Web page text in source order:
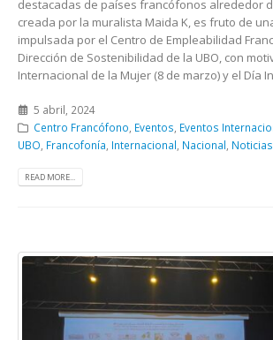
destacadas de países francófonos alrededor
creada por la muralista Maida K, es fruto de
impulsada por el Centro de Empleabilidad
Dirección de Sostenibilidad de la UBO, con
Internacional de la Mujer (8 de marzo) y el Día
5 abril, 2024
Centro Francófono Eventos Eventos
UBO Francofonía Internacional Nacional Noticias
READ MORE...